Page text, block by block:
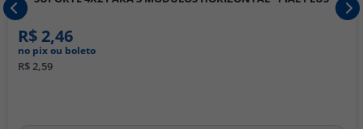
R$ 2,46
no pix ou boleto
R$ 2,59